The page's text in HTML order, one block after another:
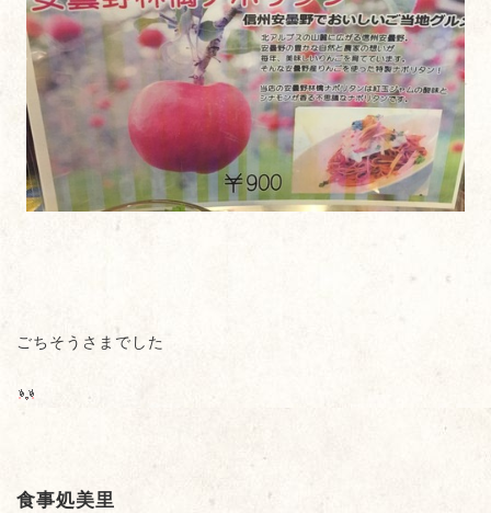
ごちそうさまでした
食事処美里